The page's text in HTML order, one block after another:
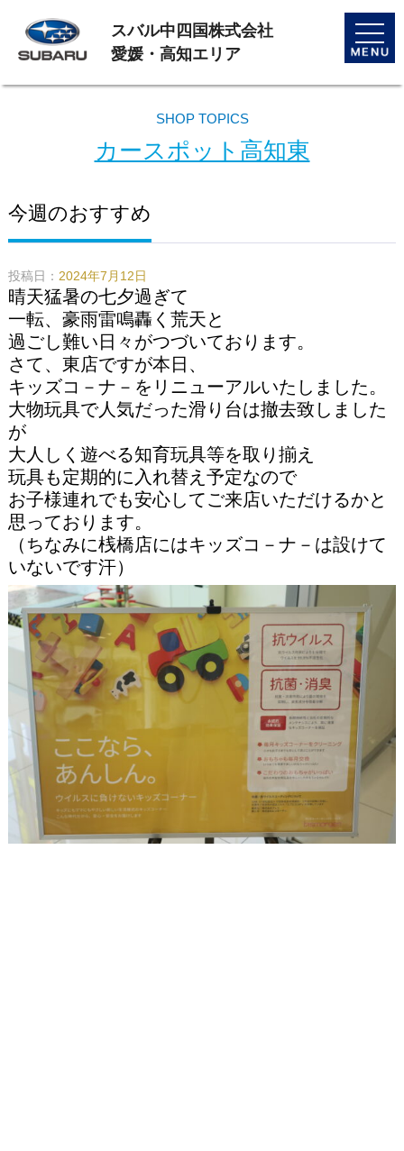
toggle
スバル中四国株式会社
愛媛・高知エリア
SHOP TOPICS
カースポット高知東
今週のおすすめ
投稿日： 2024年7月12日
晴天猛暑の七夕過ぎて
一転、豪雨雷鳴轟く荒天と
過ごし難い日々がつづいております。
さて、東店ですが本日、
キッズコ－ナ－をリニューアルいたしました。
大物玩具で人気だった滑り台は撤去致しました
が
大人しく遊べる知育玩具等を取り揃え
玩具も定期的に入れ替え予定なので
お子様連れでも安心してご来店いただけるかと
思っております。
（ちなみに桟橋店にはキッズコ－ナ－は設けて
いないです汗）